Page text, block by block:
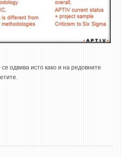
одвива исто како и на редовните